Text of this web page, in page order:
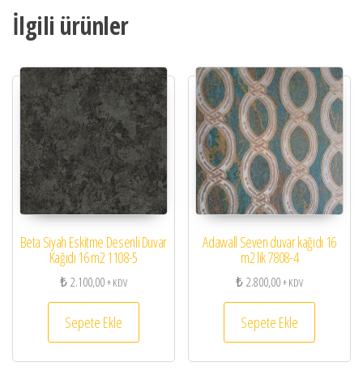
İlgili ürünler
Beta Siyah Eskitme Desenli Duvar
Kağıdı 16 m2 1108-5
₺2.100,00+ KDV
Sepete Ekle
Adawall Seven duvar kağıdı 16
m2 lik 7808-4
₺2.800,00+ KDV
Sepete Ekle